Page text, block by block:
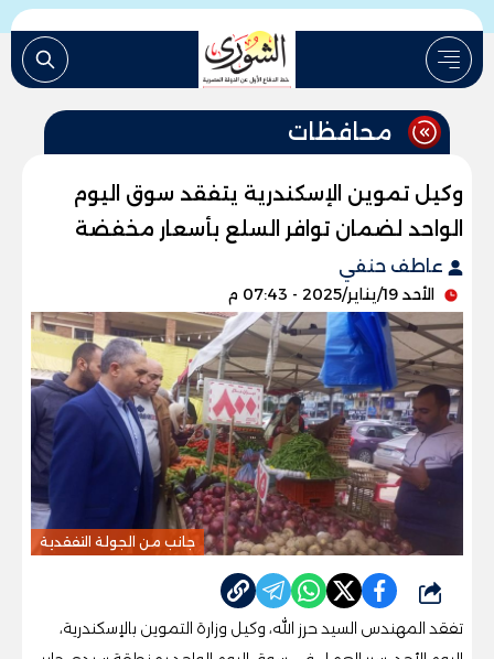
محافظات
وكيل تموين الإسكندرية يتفقد سوق اليوم
الواحد لضمان توافر السلع بأسعار مخفضة
عاطف حنفي
الأحد 19/يناير/2025 - 07:43 م
جانب من الجولة التفقدية
شارك
تفقد المهندس السيد حرز الله، وكيل وزارة التموين بالإسكندرية،